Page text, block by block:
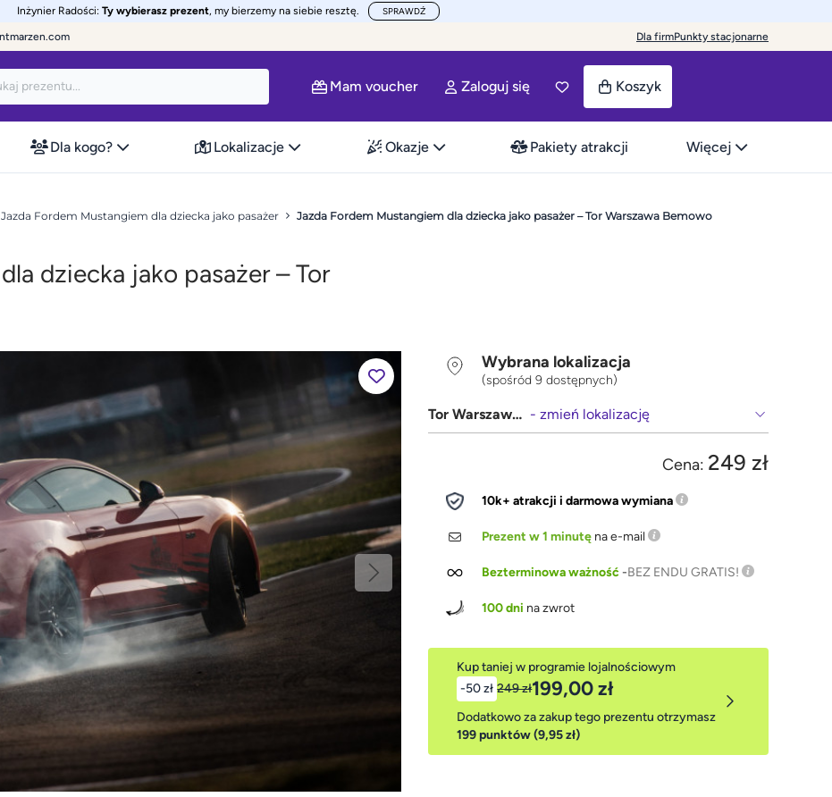
Inżynier Radości: Ty wybierasz prezent, my bierzemy na siebie resztę. SPRAWDŹ
Dla firmPunkty stacjonarne
Mam voucher Zaloguj się Koszyk
Dla kogo? Lokalizacje Okazje Pakiety atrakcji Więcej
Jazda Fordem Mustangiem dla dziecka jako pasażer Jazda Fordem Mustangiem dla dziecka jako pasażer – Tor Warszawa Bemowo
dziecka jako pasażer – Tor
Wybrana lokalizacja
(spośród 9 dostępnych)
Tor Warszawa Bemowo - zmień lokalizację
Cena: 249 zł
10k+ atrakcji i darmowa wymiana
Prezent w 1 minutę na e-mail
Bezterminowa ważność-BEZ ENDU GRATIS!
100 dni na zwrot
Kup taniej w programie lojalnościowym
-50 zł 249 zł199,00 zł
Dodatkowo za zakup tego prezentu otrzymasz
199 punktów (9,95 zł)